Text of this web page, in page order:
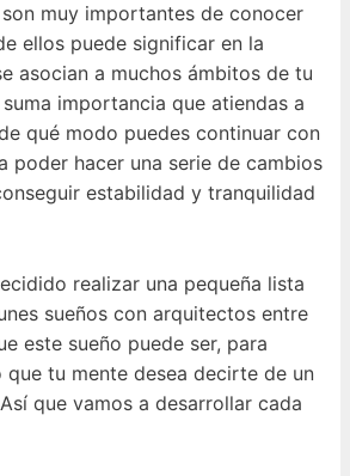
muy importantes de conocer
ellos puede significar en la
asocian a muchos ámbitos de tu
importancia que atiendas a
qué modo puedes continuar con
poder hacer una serie de cambios
estabilidad y tranquilidad
realizar una pequeña lista
sueños con arquitectos entre
este sueño puede ser, para
que tu mente desea decirte de un
que vamos a desarrollar cada